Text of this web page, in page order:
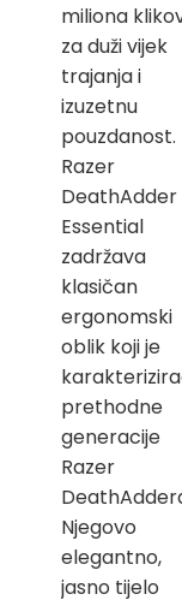
miliona
za duži vijek
trajanja i
izuzetnu
pouzdanost.
Razer
DeathAdder
Essential
zadržava
klasičan
ergonomski
oblik koji je
prethodne
generacije
Razer
Njegovo
elegantno,
jasno tijelo